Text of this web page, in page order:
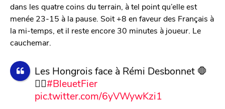
dans les quatre coins du terrain, à tel point qu’elle est
menée 23-15 à la pause. Soit +8 en faveur des Français à
la mi-temps, et il reste encore 30 minutes à joueur. Le
cauchemar.
Les Hongrois face à Rémi Desbonnet 🛑
🙅‍♂️#BleuetFier
pic.twitter.com/6yVWywKzi1